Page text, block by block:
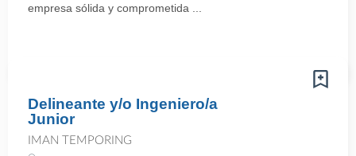
empresa sólida y comprometida ...
Delineante y/o Ingeniero/a
Junior
IMAN TEMPORING